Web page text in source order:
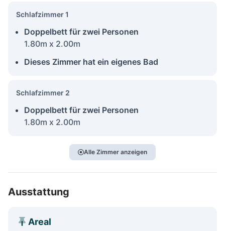
Schlafzimmer 1
Doppelbett für zwei Personen
1.80m x 2.00m
Dieses Zimmer hat ein eigenes Bad
Schlafzimmer 2
Doppelbett für zwei Personen
1.80m x 2.00m
Alle Zimmer anzeigen
Ausstattung
Areal